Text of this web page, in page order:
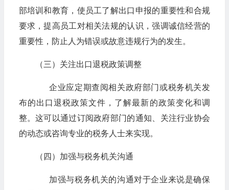
部培训和教育，使员工了解出口申报的重要性和合规
要求，提高员工对相关法规的认识，强调诚信经营的
重要性，防止人为错误或故意违规行为的发生。
（三）关注出口退税政策调整
企业应定期查阅相关政府部门或税务机关发
布的出口退税政策文件，了解最新的政策变化和调
整。这可以通过订阅政府部门的通知、关注行业协会
的动态或咨询专业的税务人士来实现。
（四）加强与税务机关沟通
加强与税务机关的沟通对于企业来说是确保